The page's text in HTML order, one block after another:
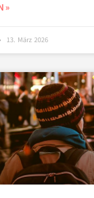
»
13. März 2026